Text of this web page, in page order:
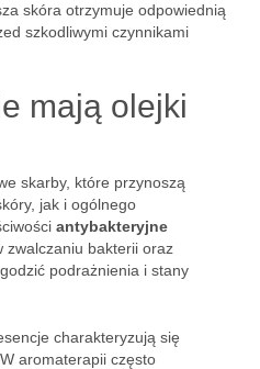
skóra otrzymuje odpowiednią
szkodliwymi czynnikami
mają olejki
skarby, które przynoszą
jak i ogólnego
antybakteryjne
zwalczaniu bakterii oraz
podrażnienia i stany
charakteryzują się
aromaterapii często